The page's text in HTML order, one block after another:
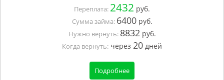
Переплата: 2432 руб.
Сумма займа: 6400руб.
Нужно вернуть: 8832руб.
Когда вернуть: через 20 дней
Подробнее